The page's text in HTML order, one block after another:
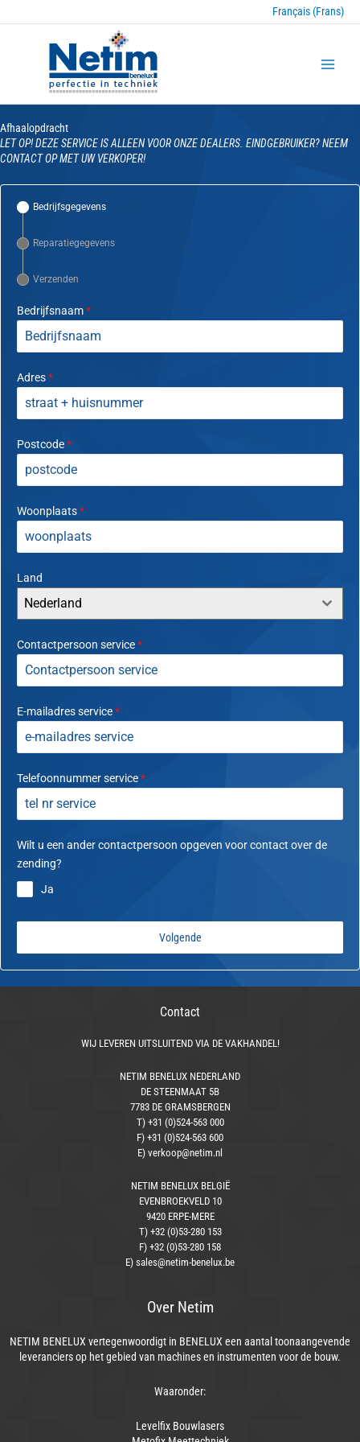
Français (Frans)
Afhaalopdracht
LET OP! DEZE SERVICE IS ALLEEN VOOR ONZE DEALERS. EINDGEBRUIKER? NEEM
CONTACT OP MET UW VERKOPER!
Bedrijfsgegevens
Reparatiegegevens
Verzenden
Bedrijfsnaam*
Adres*
Postcode*
Woonplaats*
Land
Nederland
Contactpersoon service*
E-mailadres service*
Telefoonnummer service*
Wilt u een ander contactpersoon opgeven voor contact over de
zending?
Ja
Volgende
Contact
WIJ LEVEREN UITSLUITEND VIA DE VAKHANDEL!
NETIM BENELUX NEDERLAND
DE STEENMAAT 5B
7783 DE GRAMSBERGEN
T) +31 (0)524-563 000
F) +31 (0)524-563 600
E) verkoop@netim.nl
NETIM BENELUX BELGIË
EVENBROEKVELD 10
9420 ERPE-MERE
T) +32 (0)53-280 153
F) +32 (0)53-280 158
E) sales@netim-benelux.be
Over Netim
NETIM BENELUX vertegenwoordigt in BENELUX een aantal toonaangevende
leveranciers op het gebied van machines en instrumenten voor de bouw.
Waaronder:
Levelfix Bouwlasers